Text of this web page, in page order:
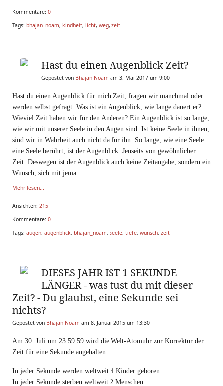
Kommentare: 0
Tags: bhajan_noam, kindheit, licht, weg, zeit
Hast du einen Augenblick Zeit?
Gepostet von Bhajan Noam am 3. Mai 2017 um 9:00
Hast du einen Augenblick für mich Zeit, fragen wir manchmal oder
werden selbst gefragt. Was ist ein Augenblick, wie lange dauert er?
Wieviel Zeit haben wir für den Anderen? Ein Augenblick ist so lange,
wie wir mit unserer Seele in den Augen sind. Ist keine Seele in ihnen,
sind wir in Wahrheit auch nicht da für ihn. So lange, wie eine Seele
eine Seele berührt, ist der Augenblick. Jenseits von gewöhnlicher
Zeit. Deswegen ist der Augenblick auch keine Zeitangabe, sondern ein
Wunsch, sich mit jema
Mehr lesen...
Ansichten: 215
Kommentare: 0
Tags: augen, augenblick, bhajan_noam, seele, tiefe, wunsch, zeit
DIESES JAHR IST 1 SEKUNDE
LÄNGER - was tust du mit dieser
Zeit? - Du glaubst, eine Sekunde sei
nichts?
Gepostet von Bhajan Noam am 8. Januar 2015 um 13:30
Am 30. Juli um 23:59:59 wird die Welt-Atomuhr zur Korrektur der
Zeit für eine Sekunde angehalten.
In jeder Sekunde werden weltweit 4 Kinder geboren.
In jeder Sekunde sterben weltweit 2 Menschen.